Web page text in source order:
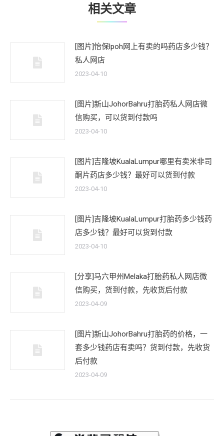
相关文章
[图片]怡保lpoh网上有卖的吗药店多少钱？
私人网店
2023-04-10
[图片]新山JohorBahru打胎药私人网店微
信购买，可以货到付款吗
2023-04-10
[图片]吉隆坡KualaLumpur哪里有卖米非司
酮片药店多少钱？最好可以货到付款
2023-04-10
[图片]吉隆坡KualaLumpur打胎药多少钱药
店多少钱？最好可以货到付款
2023-04-10
[分享]马六甲州Melaka打胎药私人网店微
信购买，货到付款，先收货后付款
2023-04-09
[图片]新山JohorBahru打胎药的价格，一
套多少钱药店有卖吗？货到付款，先收货
后付款
2023-04-09